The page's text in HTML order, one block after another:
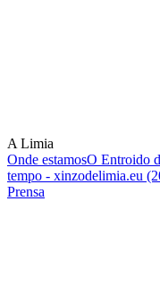
A Limia
Onde estamosO Entroido
tempo - xinzodelimia.eu
Prensa